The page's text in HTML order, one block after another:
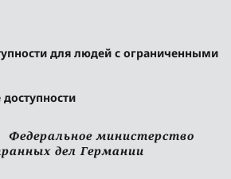
для людей с ограниченными
Федеральное министерство
дел Германии